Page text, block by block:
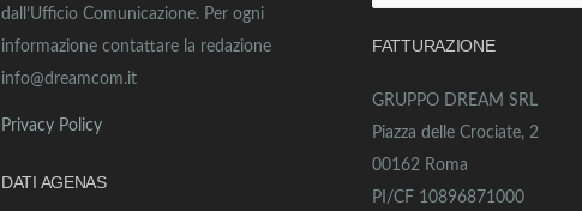
dall’Ufficio Comunicazione. Per ogni
informazione contattare la redazione
info@dreamcom.it
Privacy Policy
DATI AGENAS
per:
FATTURAZIONE
GRUPPO DREAM SRL
Piazza delle Crociate, 2
00162 Roma
PI/CF 10896871000